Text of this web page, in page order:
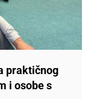
praktičnog
i osobe s